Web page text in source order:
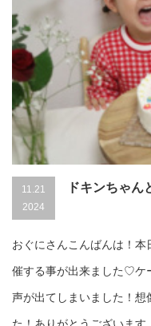
11.21
2024
ドキンちゃ
おぐにさんこんばんは！
催する事が出来ました♡ケ
声が出てしまいました！想
た！ありがとうございます。